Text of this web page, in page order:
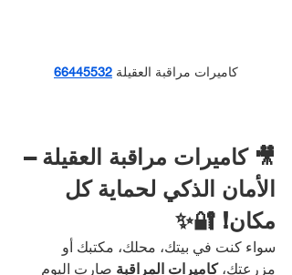
كاميرات مراقبة العقيلة 66445532
🎥 كاميرات مراقبة العقيلة –
الأمان الذكي لحماية كل
مكان! 🔐✨
سواء كنت في بيتك، محلك، مكتبك أو
مزرعتك، كاميرات المراقبة صارت اليوم